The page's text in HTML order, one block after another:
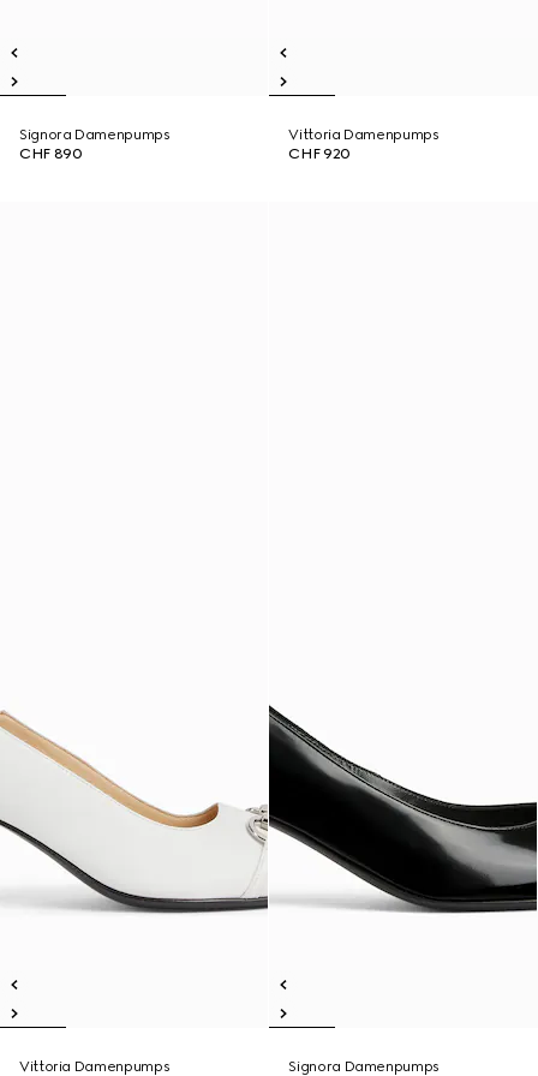
Signora Damenpumps
CHF 890
Vittoria Damenpumps
CHF 920
Vittoria Damenpumps Signora Damenpumps